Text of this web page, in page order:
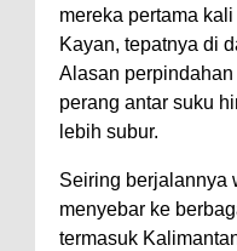
mereka pertama
Kayan, tepatnya di
Alasan
perang antar suku
lebih subur.
Seiring berjalannya
menyebar ke
termasuk